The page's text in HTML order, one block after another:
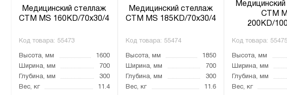
Медицинский стеллаж
СТМ MS 160KD/70х30/4
Код товара: 55473
Высота, мм
1600
Ширина, мм
700
Глубина, мм
300
Вес, кг
11.4
Медицинский стеллаж
СТМ MS 185KD/70х30/4
Код товара: 55474
Высота, мм
1850
Ширина, мм
700
Глубина, мм
300
Вес, кг
11.6
СТМ
200KD/
Код товара:
Высота, мм
Ширина, мм
Глубина, мм
Вес, кг